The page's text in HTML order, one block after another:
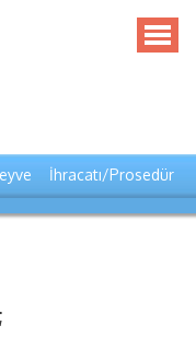
İhracatı/Prosedür